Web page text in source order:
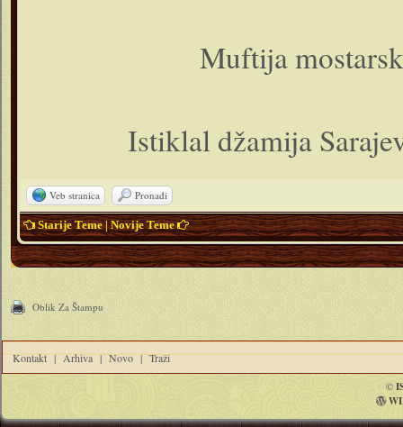
Muftija
Istiklal džamija
Veb stranica Pronađi
Starije Teme|Novije Teme
Oblik Za Štampu
Kontakt | Arhiva | Novo | Traži
©